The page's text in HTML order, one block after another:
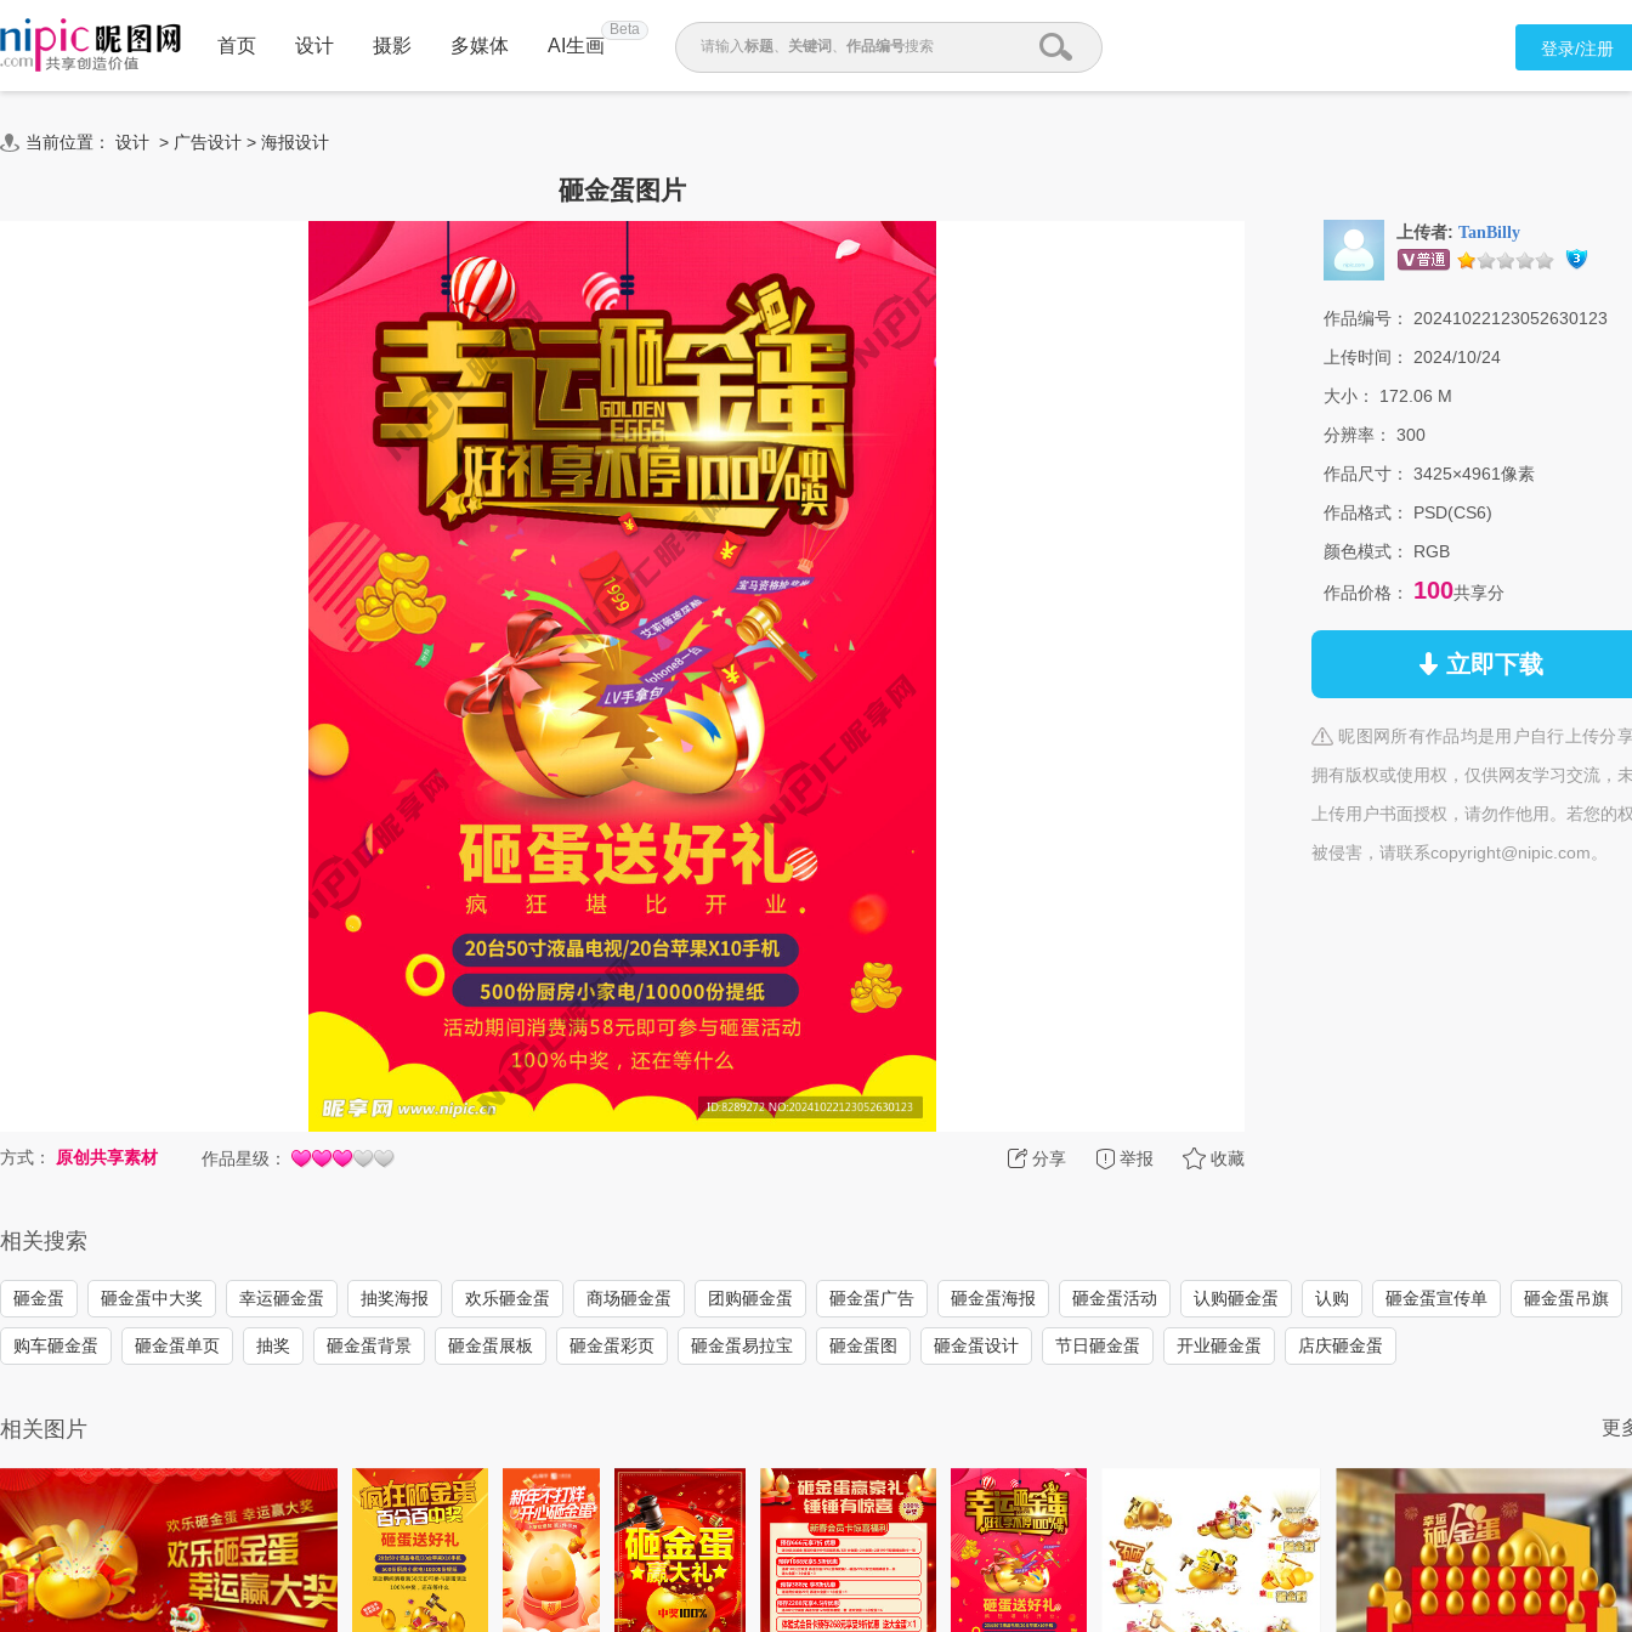
首页 设计 摄影 多媒体 AI生画
Beta
请输入标题、 关键词 、 作品编号搜索 登录/注册
当前位置： 设计 > 广告设计 > 海报设计
砸金蛋图片
分享 举报 收藏
方式： 原创共享素材 作品星级：
上传者: TanBilly
作品编号：
20241022123052630123
上传时间：
2024/10/24
大小：
172.06 M
分辨率：
300
作品尺寸：
3425×4961像素
作品格式：
PSD(CS6)
颜色模式：
RGB
作品价格： 100共享分
立即下载
昵图网所有作品均是用户自行上传分
拥有版权或使用权，仅供网友学习交流，
上传用户书面授权，请勿作他用。若您的
被侵害，请联系copyright@nipic.com。
相关搜索
砸金蛋 砸金蛋中大奖 幸运砸金蛋 抽奖海报 欢乐砸金蛋 商场砸金蛋 团购砸金蛋 砸金蛋广告 砸金蛋海报 砸金蛋活动 认购砸金蛋 认购 砸金蛋宣传单 砸金蛋吊旗
购车砸金蛋 砸金蛋单页 抽奖 砸金蛋背景 砸金蛋展板 砸金蛋彩页 砸金蛋易拉宝 砸金蛋图 砸金蛋设计 节日砸金蛋 开业砸金蛋 店庆砸金蛋
相关图片 更